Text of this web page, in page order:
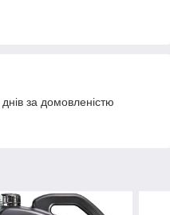
за домовленістю